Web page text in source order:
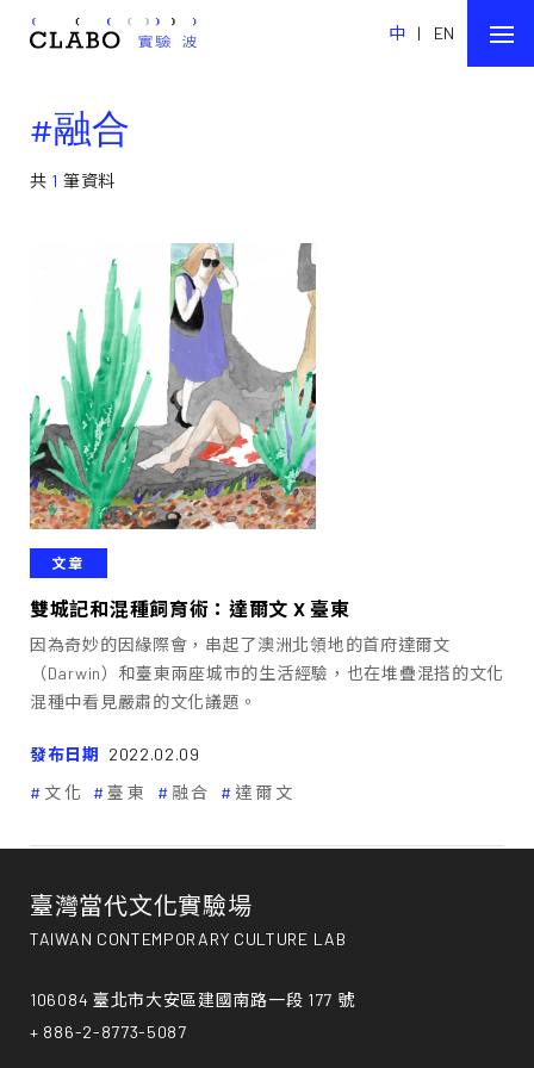
中 | EN
#融合
共 1 筆資料
文章
雙城記和混種飼育術：達爾文 X 臺東
因為奇妙的因緣際會，串起了澳洲北領地的首府達爾文
（Darwin）和臺東兩座城市的生活經驗，也在堆疊混搭的文化
混種中看見嚴肅的文化議題。
發布日期 2022.02.09
文化
臺東 融合 達爾文
臺灣當代文化實驗場
TAIWAN CONTEMPORARY CULTURE LAB
106084 臺北市大安區建國南路一段 177 號
+ 886-2-8773-5087